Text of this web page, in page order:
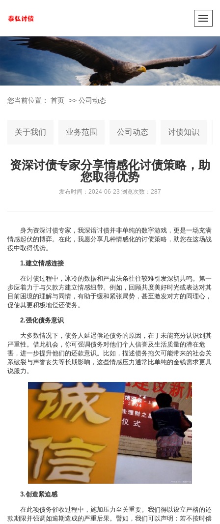
您当前位置： 首页 >> 公司动态
关于我们 业务范围 公司动态 讨债知识
资深讨债专家分享情感化讨债策略，助
您取得优势
发布时间：2024-06-23 浏览次数：287
身为资深讨债专家，我深谙讨债并非单纯的数字游戏，更是一场充满
情感起伏的博弈。在此，我愿分享几种情感化的讨债策略，助您在这场战
役中取得优势。
1.建立情感连接
在讨债过程中，冰冷的数据和严肃法条往往较难引发深切共鸣。第一
步应着力于与欠款方建立情感纽带。例如，回顾共度美好时光或表达对其
目前困境的理解与同情，有助于缓和紧张局势，甚至激发对方的同理心，
促使其更积极地偿还债务。
2.强化债务意识
大多数情况下，债务人延迟偿还债务的原因，在于未能充分认识到其
严重性。借此机会，你可强调债务对他们个人信誉及生活质量的潜在危
害，进一步提升他们的还款意识。比如，描述债务拖欠可能带来的社会关
系破裂与声誉丧失等长期影响，这些情感压力通常比单纯的金钱需求更具
说服力。
3.创造紧迫感
在此项债务催收过程中，施加压力至关重要。我们得以设立严格的还
款期限并强调如逾期造成的严重后果。譬如，我们可以声明：若不按时偿